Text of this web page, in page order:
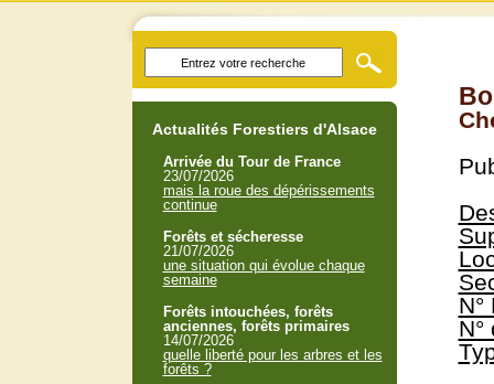
N°
N°
Actualités Forestiers d'Alsace
Arrivée du Tour de France
23/07/2026
mais la roue des dépérissements
continue
Forêts et sécheresse
21/07/2026
une situation qui évolue chaque
semaine
Forêts intouchées, forêts
anciennes, forêts primaires
14/07/2026
quelle liberté pour les arbres et les
forêts ?